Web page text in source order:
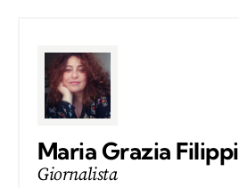
Maria Grazia Filippi
Giornalista